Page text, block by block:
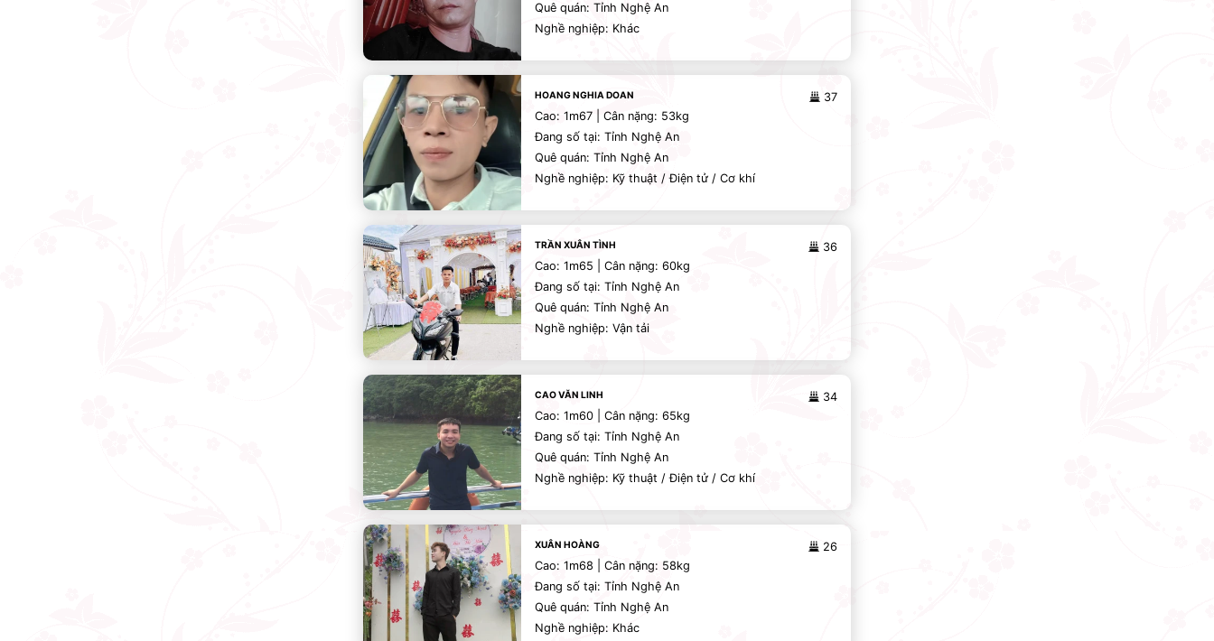
Quê quán: Tỉnh Nghệ An
Nghề nghiệp: Khác
37
HOANG NGHIA DOAN
Cao: 1m67 | Cân nặng: 53kg
Đang số tại: Tỉnh Nghệ An
Quê quán: Tỉnh Nghệ An
Nghề nghiệp: Kỹ thuật / Điện tử / Cơ khí
36
TRẦN XUÂN TÌNH
Cao: 1m65 | Cân nặng: 60kg
Đang số tại: Tỉnh Nghệ An
Quê quán: Tỉnh Nghệ An
Nghề nghiệp: Vận tải
34
CAO VĂN LINH
Cao: 1m60 | Cân nặng: 65kg
Đang số tại: Tỉnh Nghệ An
Quê quán: Tỉnh Nghệ An
Nghề nghiệp: Kỹ thuật / Điện tử / Cơ khí
26
XUÂN HOÀNG
Cao: 1m68 | Cân nặng: 58kg
Đang số tại: Tỉnh Nghệ An
Quê quán: Tỉnh Nghệ An
Nghề nghiệp: Khác